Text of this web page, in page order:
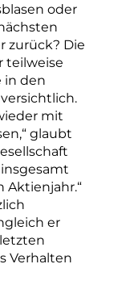
oder
zurück? Die
teilweise
in den
mit
glaubt
insgesamt
er
Verhalten